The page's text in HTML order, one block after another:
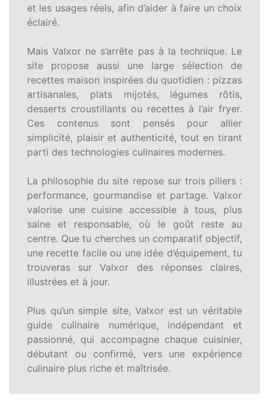
et les usages réels, afin d’aider à faire un choix
éclairé.
Mais Valxor ne s’arrête pas à la technique. Le
site propose aussi une large sélection de
recettes maison inspirées du quotidien : pizzas
artisanales, plats mijotés, légumes rôtis,
desserts croustillants ou recettes à l’air fryer.
Ces contenus sont pensés pour allier
simplicité, plaisir et authenticité, tout en tirant
parti des technologies culinaires modernes.
La philosophie du site repose sur trois piliers :
performance, gourmandise et partage. Valxor
valorise une cuisine accessible à tous, plus
saine et responsable, où le goût reste au
centre. Que tu cherches un comparatif objectif,
une recette facile ou une idée d’équipement, tu
trouveras sur Valxor des réponses claires,
illustrées et à jour.
Plus qu’un simple site, Valxor est un véritable
guide culinaire numérique, indépendant et
passionné, qui accompagne chaque cuisinier,
débutant ou confirmé, vers une expérience
culinaire plus riche et maîtrisée.